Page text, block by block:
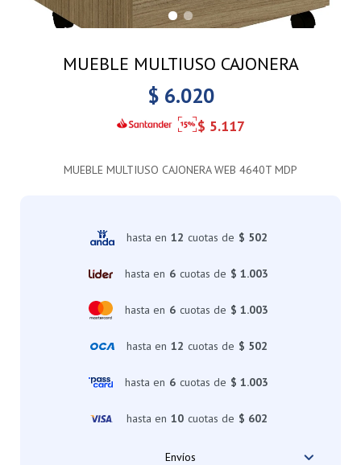
MUEBLE MULTIUSO CAJONERA
$ 6.020
$ 5.117
MUEBLE MULTIUSO CAJONERA WEB 4640T MDP
hasta en 12 cuotas de $ 502
hasta en 6 cuotas de $ 1.003
hasta en 6 cuotas de $ 1.003
hasta en 12 cuotas de $ 502
hasta en 6 cuotas de $ 1.003
hasta en 10 cuotas de $ 602
Envíos